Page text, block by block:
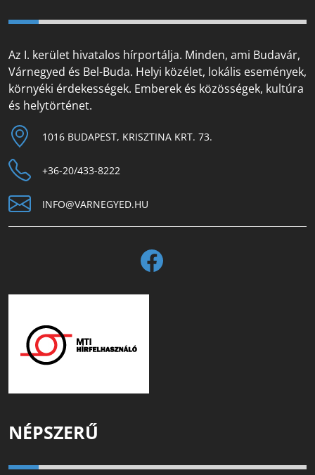
Az I. kerület hivatalos hírportálja. Minden, ami Budavár,
Várnegyed és Bel-Buda. Helyi közélet, lokális események,
környéki érdekességek. Emberek és közösségek, kultúra
és helytörténet.
1016 BUDAPEST, KRISZTINA KRT. 73.
+36-20/433-8222
INFO@VARNEGYED.HU
NÉPSZERŰ